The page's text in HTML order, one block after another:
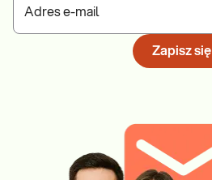
Adres e-mail
Zapisz się